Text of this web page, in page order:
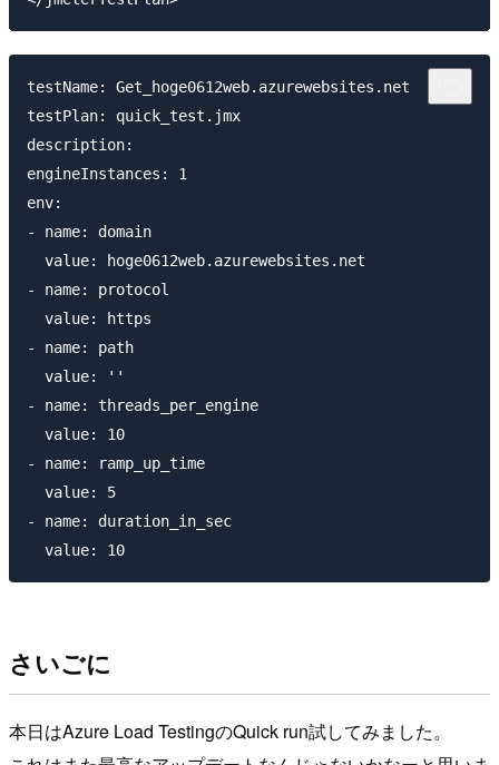
testName: Get_hoge0612web.azurewebsites.net
testPlan: quick_test.jmx
description:
engineInstances: 1
env:
- name: domain
  value: hoge0612web.azurewebsites.net
- name: protocol
  value: https
- name: path
  value: ''
- name: threads_per_engine
  value: 10
- name: ramp_up_time
  value: 5
- name: duration_in_sec
さいごに
本日はAzure Load TestingのQuick run試してみました。